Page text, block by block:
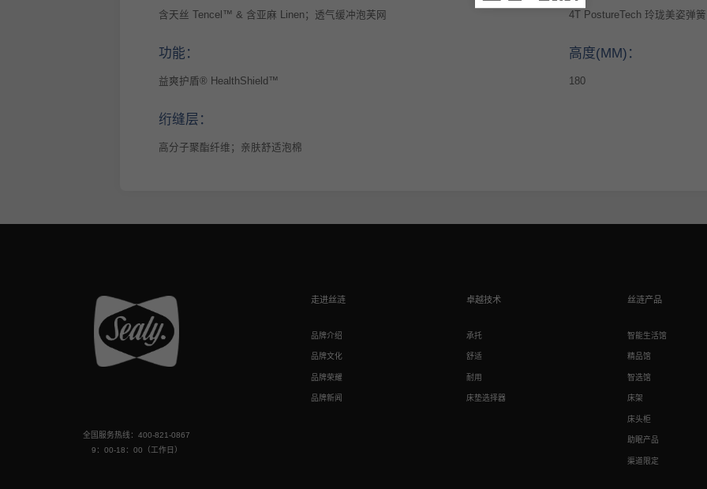
含天丝 Tencel™ & 含亚麻 Linen；透气缓冲泡芙网 4T PostureTech 玲珑美姿弹
功能：
益爽护盾® HealthShield™
高度(MM)：
180
绗缝层：
高分子聚酯纤维；亲肤舒适泡棉
全国服务热线：400-821-0867
9：00-18：00（工作日）
走进丝涟
品牌介绍
品牌文化
品牌荣耀
品牌新闻
卓越技术
承托
舒适
耐用
床垫选择器
丝涟产品
智能生活馆
精品馆
智选馆
床架
床头柜
助眠产品
渠道限定